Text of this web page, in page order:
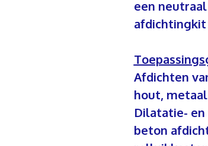
een
afdichtingkit
Afdichten
hout,
Dilatatie-
beton